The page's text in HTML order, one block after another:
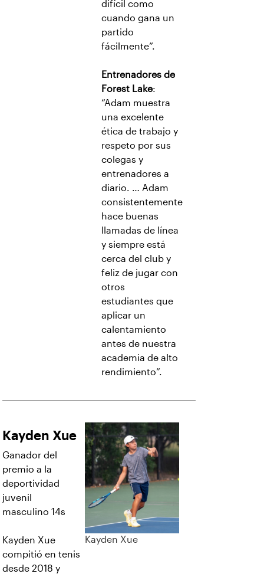
difícil como
cuando gana un
partido
fácilmente”.
Entrenadores de
Forest Lake:
“Adam muestra
una excelente
ética de trabajo y
respeto por sus
colegas y
entrenadores a
diario. … Adam
consistentemente
hace buenas
llamadas de línea
y siempre está
cerca del club y
feliz de jugar con
otros
estudiantes que
aplicar un
calentamiento
antes de nuestra
academia de alto
rendimiento”.
Kayden Xue
Ganador del
premio a la
deportividad
juvenil
masculino 14s
Kayden Xue
compitió en tenis
desde 2018 y
Kayden Xue